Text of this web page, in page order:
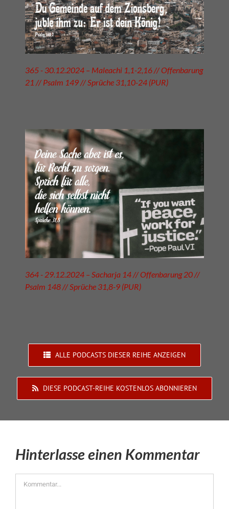
365 - 30.12.2024 – Maleachi 1,1-2,16 // Offenbarung
21 // Psalm 149 // Sprüche 31,10-24 (PUR)
364 - 29.12.2024 – Sacharja 14 // Offenbarung 20 //
Psalm 148 // Sprüche 31,8-9 (PUR)
ALLE PODCASTS DIESER REIHE ANZEIGEN
DIESE PODCAST-REIHE KOSTENLOS ABONNIEREN
Hinterlasse einen Kommentar